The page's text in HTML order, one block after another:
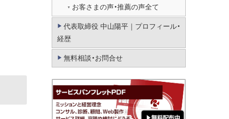
お客さまの声・推薦の声全て
代表取締役 中山陽平｜プロフィール・
経歴
無料相談・お問合せ